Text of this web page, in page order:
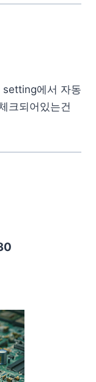
setting에서 자동
크되어있는건